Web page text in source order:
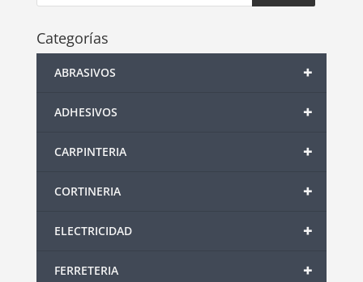
Categorías
+
ABRASIVOS
+
ADHESIVOS
+
CARPINTERIA
+
CORTINERIA
+
ELECTRICIDAD
+
FERRETERIA